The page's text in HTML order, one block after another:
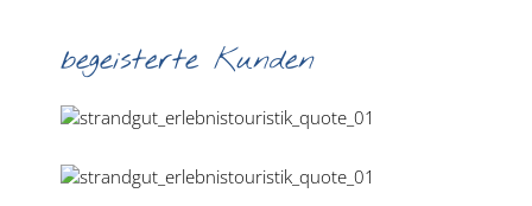
begeisterte Kunden